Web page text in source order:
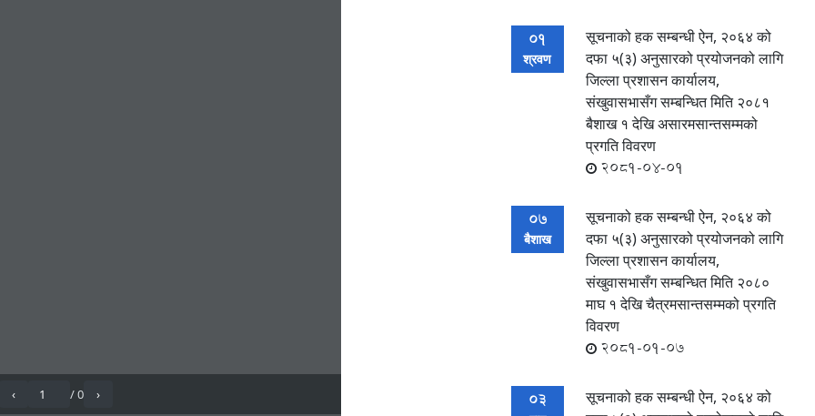
01
श्रवण
सूचनाको हक सम्बन्धी ऐन, २०६४ को
दफा ५(३) अनुसारको प्रयोजनको लागि
जिल्ला प्रशासन कार्यालय,
संखुवासभासँग सम्बन्धित मिति २०८१
बैशाख १ देखि असारमसान्तसम्मको
प्रगति विवरण
2081-04-01
07
बैशाख
सूचनाको हक सम्बन्धी ऐन, २०६४ को
दफा ५(३) अनुसारको प्रयोजनको लागि
जिल्ला प्रशासन कार्यालय,
संखुवासभासँग सम्बन्धित मिति २०८०
माघ १ देखि चैत्रमसान्तसम्मको प्रगति
विवरण
2081-01-07
03
सूचनाको हक सम्बन्धी ऐन, २०६४ को